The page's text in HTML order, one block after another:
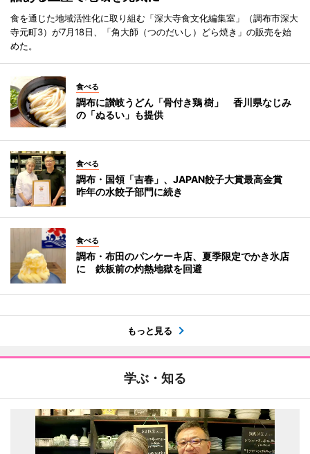
食を通じた地域活性化に取り組む「深大寺食文化編集室」（調布市深大
寺元町3）が7月18日、「角大師（つのだいし）どら焼き」の販売を始
めた。
食べる
調布に讃岐うどん「骨付き鶏 樹」 香川県なじみ
の「ぬるい」も提供
食べる
調布・国領「吉春」、JAPAN餃子大賞最高金賞
昨年の水餃子部門に続き
食べる
調布・布田のパンケーキ店、夏季限定でかき氷店
に 鉄板前の灼熱地獄を回避
もっと見る
学ぶ・知る